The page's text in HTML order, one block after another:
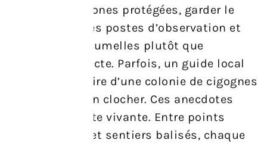
respecter les zones protégées, garder le
silence près des postes d’observation et
privilégier les jumelles plutôt que
l’approche directe. Parfois, un guide local
raconte l’histoire d’une colonie de cigognes
installée sur un clocher. Ces anecdotes
rendent la visite vivante. Entre points
d’observation et sentiers balisés, chaque